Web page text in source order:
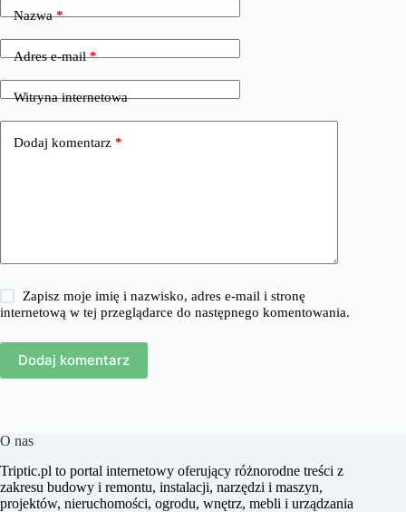
Nazwa*
Adres e-mail*
Witryna internetowa
Dodaj komentarz *
Zapisz moje imię i nazwisko, adres e-mail i stronę
internetową w tej przeglądarce do następnego komentowania.
Dodaj komentarz
O nas
​Triptic.pl to portal internetowy oferujący różnorodne treści z
zakresu budowy i remontu, instalacji, narzędzi i maszyn,
projektów, nieruchomości, ogrodu, wnętrz, mebli i urządzania